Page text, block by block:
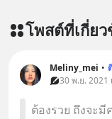
โพสต์ที่เกี่ยว
Meliny_mei •
30 พ.ย. 2021
ต้องรวย ถึงจะมี